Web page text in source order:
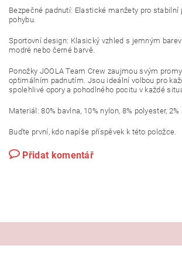
Bezpečné padnutí: Elastické manžety pro stabilní
pohybu.
Sportovní design: Klasický vzhled s jemným
modré nebo černé barvě.
Ponožky JOOLA Team Crew zaujmou svým
optimálním padnutím. Jsou ideální volbou pro
spolehlivé opory a pohodlného pocitu v každé
Materiál: 80% bavlna, 10% nylon, 8% polyester,
Buďte první, kdo napíše příspěvek k této položce.
Přidat komentář